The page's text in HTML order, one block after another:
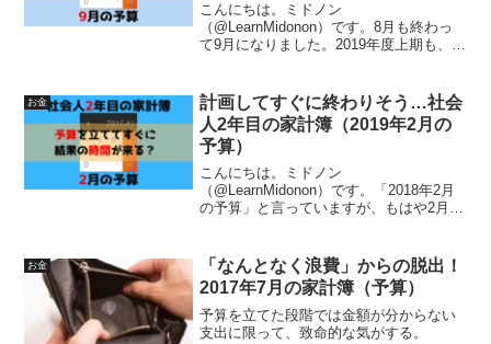
こんにちは。ミドノン
（@LearnMidonon）です。8月も終わっ
て9月になりました。2019年度上期も、残
立てをサボってしまいました。なんとか
黒字になってはいま...
お金
計画してすぐに終わりそう…社会
人2年目の家計簿（2019年2月の
予算）
こんにちは。ミドノン
（@LearnMidonon）です。「2018年2月
の予算」と言っていますが、もはや2月も
家計簿（予算）2月の予算は218,686円で
す。...
お金
「なんとなく浪費」からの脱出！
2017年7月の家計簿（予算）
予算を立てた段階では金額が分からない
支出に限って、致命的な気がする。